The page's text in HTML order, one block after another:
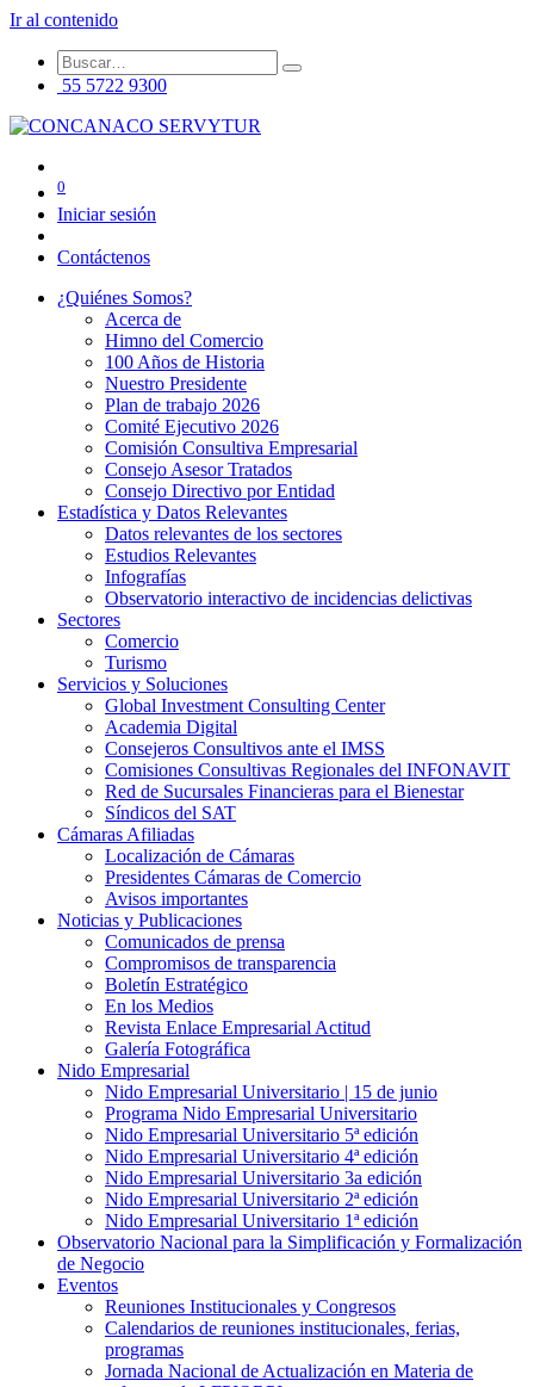
Ir al contenido
55 5722 9300
0
Iniciar sesión
Contáctenos
¿Quiénes Somos?
Acerca de
Himno del Comercio
100 Años de Historia
Nuestro Presidente
Plan de trabajo 2026
Comité Ejecutivo 2026
Comisión Consultiva Empresarial
Consejo Asesor Tratados
Consejo Directivo por Entidad
Estadística y Datos Relevantes
Datos relevantes de los sectores
Estudios Relevantes
Infografías
Observatorio interactivo de incidencias delictivas
Sectores
Comercio
Turismo
Servicios y Soluciones
Global Investment Consulting Center
Academia Digital
Consejeros Consultivos ante el IMSS
Comisiones Consultivas Regionales del INFONAVIT
Red de Sucursales Financieras para el Bienestar
Síndicos del SAT
Cámaras Afiliadas
Localización de Cámaras
Presidentes Cámaras de Comercio
Avisos importantes
Noticias y Publicaciones
Comunicados de prensa
Compromisos de transparencia
Boletín Estratégico
En los Medios
Revista Enlace Empresarial Actitud
Galería Fotográfica
Nido Empresarial
Nido Empresarial Universitario | 15 de junio
Programa Nido Empresarial Universitario
Nido Empresarial Universitario 5ª edición
Nido Empresarial Universitario 4ª edición
Nido Empresarial Universitario 3a edición
Nido Empresarial Universitario 2ª edición
Nido Empresarial Universitario 1ª edición
Observatorio Nacional para la Simplificación y Formalización
de Negocio
Eventos
Reuniones Institucionales y Congresos
Calendarios de reuniones institucionales, ferias,
programas
Jornada Nacional de Actualización en Materia de